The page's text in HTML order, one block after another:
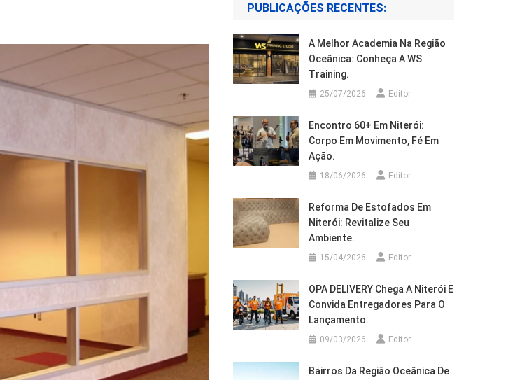
PUBLICAÇÕES RECENTES:
A Melhor Academia Na Região
Oceânica: Conheça A WS
Training.
25/07/2026 Editor
Encontro 60+ Em Niterói:
Corpo Em Movimento, Fé Em
Ação.
18/06/2026 Editor
Reforma De Estofados Em
Niterói: Revitalize Seu
Ambiente.
15/04/2026 Editor
OPA DELIVERY Chega A Niterói E
Convida Entregadores Para O
Lançamento.
09/03/2026 Editor
Bairros Da Região Oceânica De